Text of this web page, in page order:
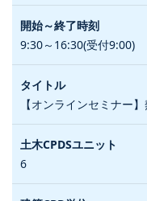
9:30～16:30(受付9:00)
【オンラインセミナー
6